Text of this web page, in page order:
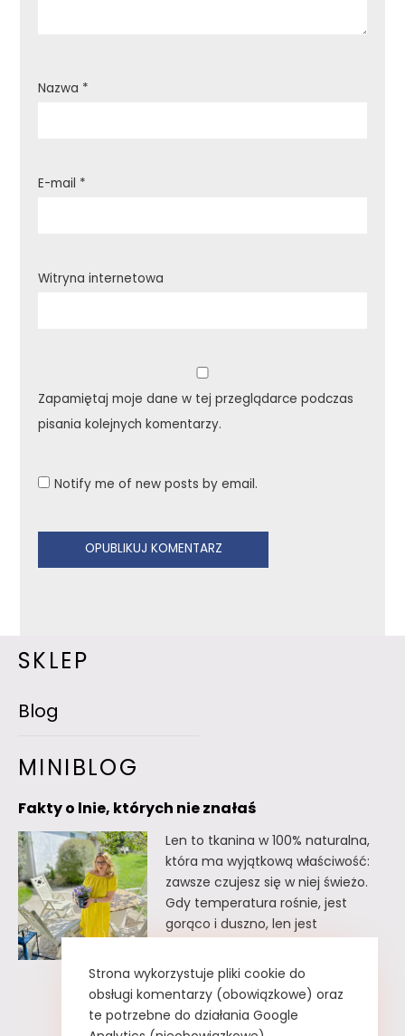
Nazwa *
E-mail *
Witryna internetowa
Zapamiętaj moje dane w tej przeglądarce podczas
pisania kolejnych komentarzy.
Notify me of new posts by email.
SKLEP
Blog
MINIBLOG
Fakty o lnie, których nie znałaś
Len to tkanina w 100% naturalna,
która ma wyjątkową właściwość:
zawsze czujesz się w niej świeżo.
Gdy temperatura rośnie, jest
gorąco i duszno, len jest
faktów o lnie, których
prawdopodobnie nie znałaś. Fakty
o lnie, których nie znałaś Lnu nie
trzeba prasować. Wystarczy tzw.
Strona wykorzystuje pliki cookie do
obsługi komentarzy (obowiązkowe) oraz
te potrzebne do działania Google